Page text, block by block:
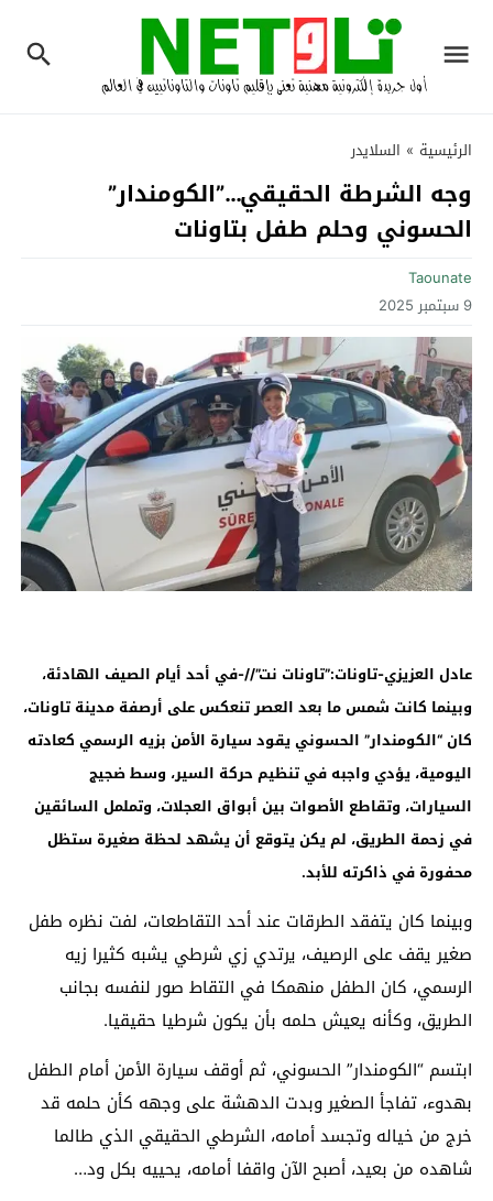
الرئيسية » السلايدر
وجه الشرطة الحقيقي…”الكومندار”
الحسوني وحلم طفل بتاونات
Taounate
9 سبتمبر 2025
عادل العزيزي-تاونات:”تاونات نت”//-في أحد أيام الصيف الهادئة،
وبينما كانت شمس ما بعد العصر تنعكس على أرصفة مدينة تاونات،
كان “الكومندار” الحسوني يقود سيارة الأمن بزيه الرسمي كعادته
اليومية، يؤدي واجبه في تنظيم حركة السير، وسط ضجيج
السيارات، وتقاطع الأصوات بين أبواق العجلات، وتململ السائقين
في زحمة الطريق، لم يكن يتوقع أن يشهد لحظة صغيرة ستظل
محفورة في ذاكرته للأبد.
وبينما كان يتفقد الطرقات عند أحد التقاطعات، لفت نظره طفل
صغير يقف على الرصيف، يرتدي زي شرطي يشبه كثيرا زيه
الرسمي، كان الطفل منهمكا في التقاط صور لنفسه بجانب
الطريق، وكأنه يعيش حلمه بأن يكون شرطيا حقيقيا.
ابتسم “الكومندار” الحسوني، ثم أوقف سيارة الأمن أمام الطفل
بهدوء، تفاجأ الصغير وبدت الدهشة على وجهه كأن حلمه قد
خرج من خياله وتجسد أمامه، الشرطي الحقيقي الذي طالما
شاهده من بعيد، أصبح الآن واقفا أمامه، يحييه بكل ود…